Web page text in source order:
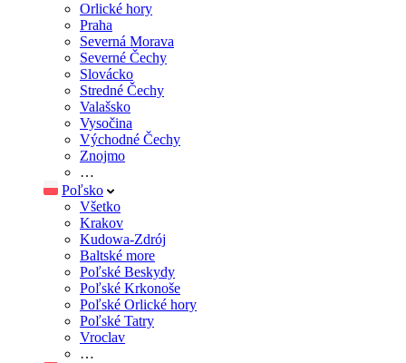
Orlické hory
Praha
Severná Morava
Severné Čechy
Slovácko
Stredné Čechy
Valašsko
Vysočina
Východné Čechy
Znojmo
…
Poľsko
Všetko
Krakov
Kudowa-Zdrój
Baltské more
Poľské Beskydy
Poľské Krkonoše
Poľské Orlické hory
Poľské Tatry
Vroclav
…